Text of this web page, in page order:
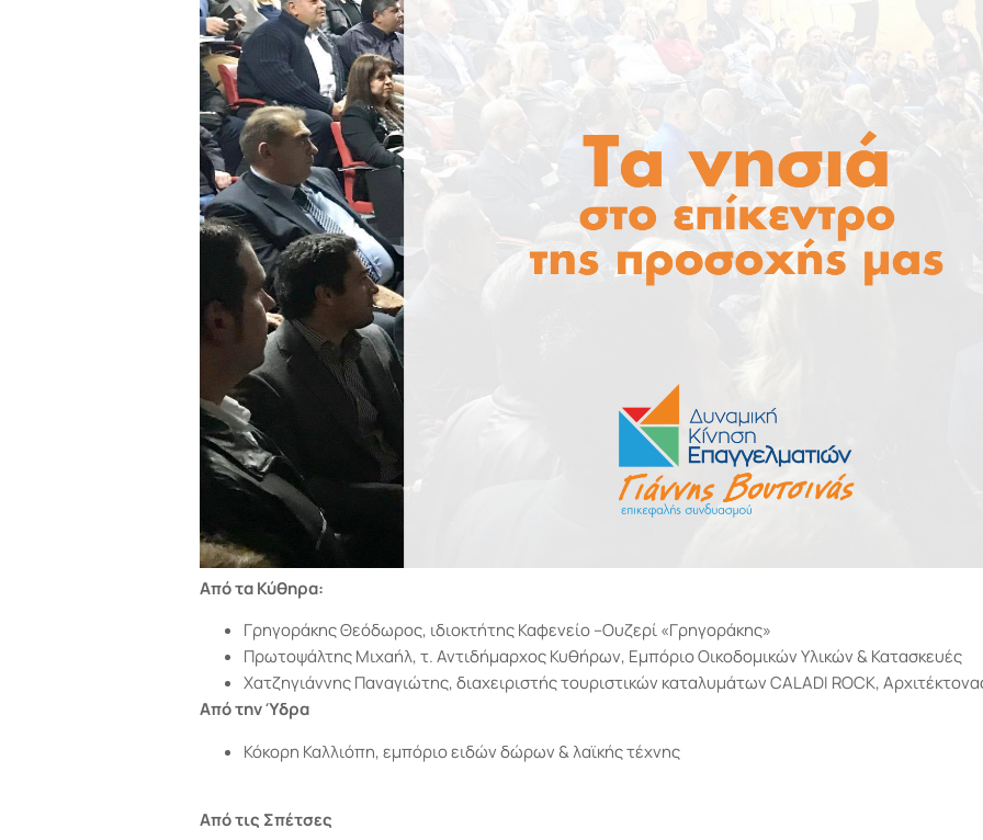
Από τα Κύθηρα:
Γρηγοράκης Θεόδωρος, ιδιοκτήτης Καφενείο –Ουζερί «Γρηγοράκης»
Πρωτοψάλτης Μιχαήλ, τ. Αντιδήμαρχος Κυθήρων, Εμπόριο Οικοδομικών Υλικών & Κατασκευές
Χατζηγιάννης Παναγιώτης, διαχειριστής τουριστικών καταλυμάτων CALADI ROCK,
Από την Ύδρα
Κόκορη Καλλιόπη, εμπόριο ειδών δώρων & λαϊκής τέχνης
Από τις Σπέτσες